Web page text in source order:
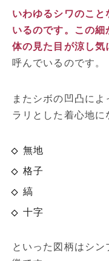
いわゆるシワのこ
いるのです。この
体の見た目が涼し気
呼んでいるのです。
またシボの凹凸に
ラリとした着心地に
無地
格子
縞
十字
といった図柄はシ